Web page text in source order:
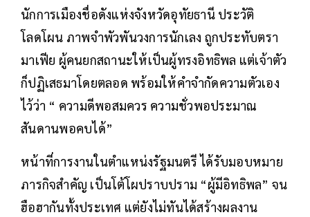
นักการเมืองชื่อดังแห่งจังหวัดอุทัยธานี ประวัติ
โลดโผน ภาพจำพัวพันวงการนักเลง ถูกประทับตรา
มาเฟีย ผู้คนยกสถานะให้เป็นผู้ทรงอิทธิพล แต่เจ้าตัว
ก็ปฏิเสธมาโดยตลอด พร้อมให้คำจำกัดความตัวเอง
ไว้ว่า “ ความดีพอสมควร ความชั่วพอประมาณ
สันดานพอคบได้”
หน้าที่การงานในตำแหน่งรัฐมนตรี ได้รับมอบหมาย
ภารกิจสำคัญ เป็นโต้โผปราบปราม “ผู้มีอิทธิพล” จน
ฮือฮากันทั้งประเทศ แต่ยังไม่ทันได้สร้างผลงาน